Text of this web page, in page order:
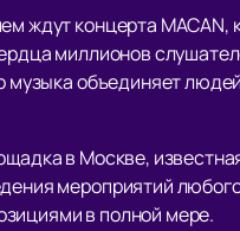
ждут концерта
миллионов
объединяет
в Москве,
мероприятий
в полной мере.